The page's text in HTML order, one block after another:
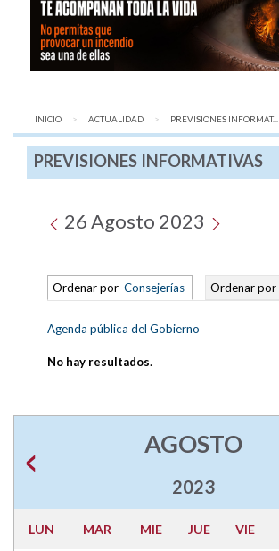
INICIO ACTUALIDAD AQUÍ:
PREVISIONES INFORMAT...
PREVISIONES INFORMATIVAS
26 Agosto 2023
Ordenar por Consejerías - Ordenar por
Agenda pública del Gobierno
No hay resultados.
AGOSTO
2023
LUN MAR MIE JUE VIE